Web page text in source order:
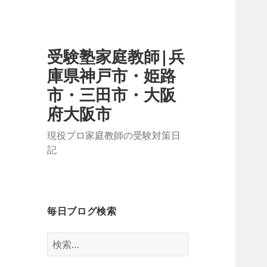
受験塾家庭教師|兵
庫県神戸市・姫路
市・三田市・大阪
府大阪市
現役プロ家庭教師の受験対策日
記
毎日ブログ検索
検
索: